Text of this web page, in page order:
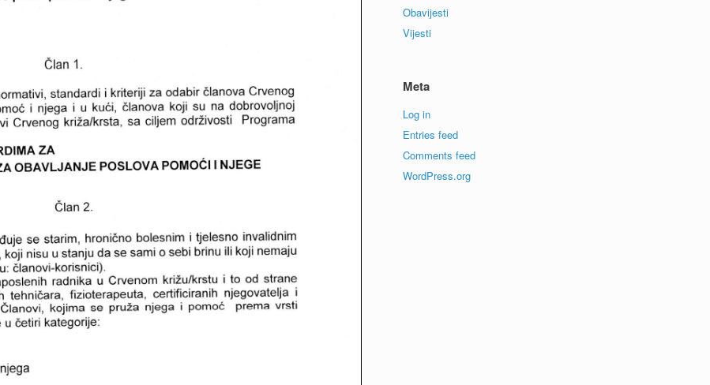
Obavijesti
Vijesti
Meta
Log in
Entries feed
Comments feed
WordPress.org